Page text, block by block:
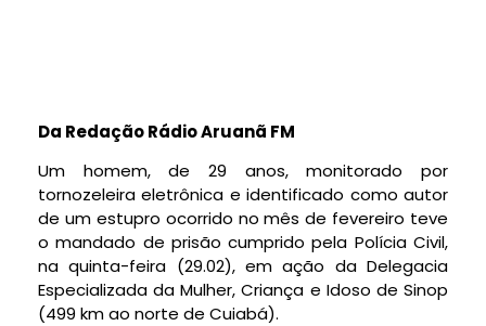
Da Redação Rádio Aruanã FM
Um homem, de 29 anos, monitorado por
tornozeleira eletrônica e identificado como autor
de um estupro ocorrido no mês de fevereiro teve
o mandado de prisão cumprido pela Polícia Civil,
na quinta-feira (29.02), em ação da Delegacia
Especializada da Mulher, Criança e Idoso de Sinop
(499 km ao norte de Cuiabá).